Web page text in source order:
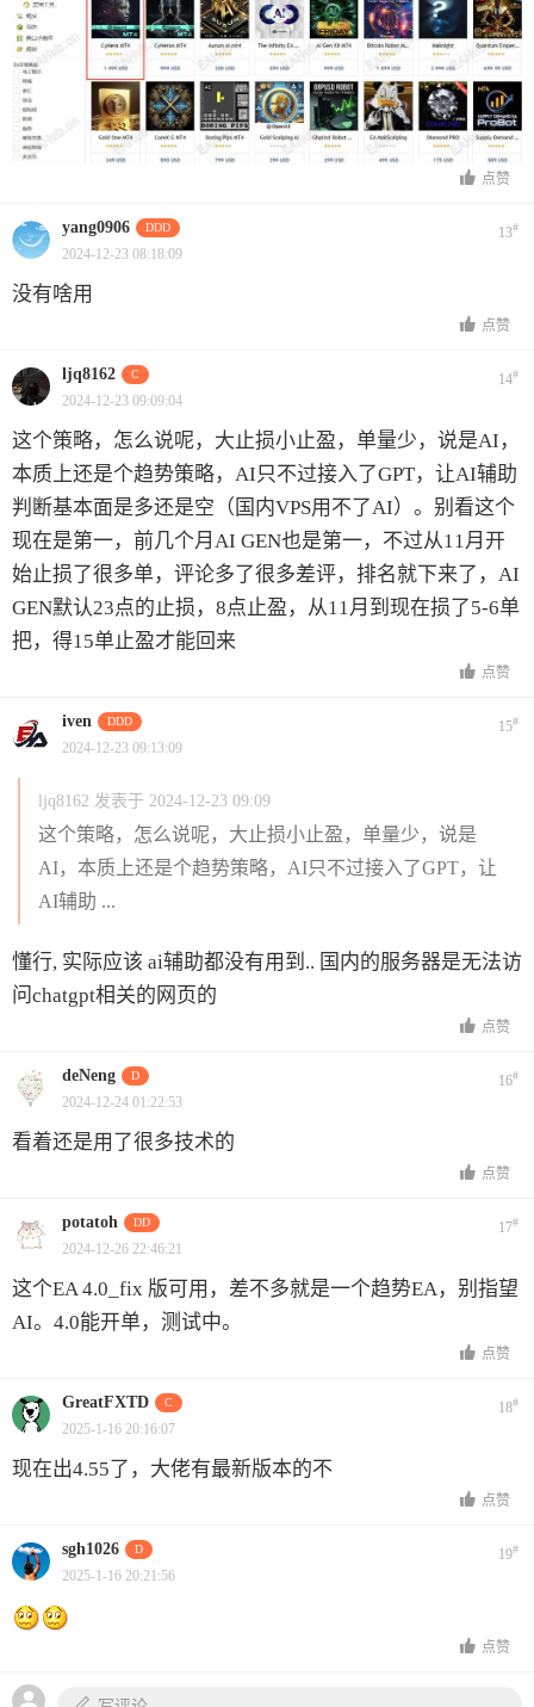
点赞
yang0906 DDD 13#
2024-12-23 08:18:09
没有啥用
点赞
ljq8162 C 14#
2024-12-23 09:09:04
这个策略，怎么说呢，大止损小止盈，单量少，说是AI，
本质上还是个趋势策略，AI只不过接入了GPT，让AI辅助
判断基本面是多还是空（国内VPS用不了AI）。别看这个
现在是第一，前几个月AI GEN也是第一，不过从11月开
始止损了很多单，评论多了很多差评，排名就下来了，AI
GEN默认23点的止损，8点止盈，从11月到现在损了5-6单
把，得15单止盈才能回来
点赞
iven DDD 15#
2024-12-23 09:13:09
ljq8162 发表于 2024-12-23 09:09
这个策略，怎么说呢，大止损小止盈，单量少，说是
AI，本质上还是个趋势策略，AI只不过接入了GPT，让
AI辅助 ...
懂行, 实际应该 ai辅助都没有用到.. 国内的服务器是无法访
问chatgpt相关的网页的
点赞
deNeng D 16#
2024-12-24 01:22:53
看着还是用了很多技术的
点赞
potatoh DD 17#
2024-12-26 22:46:21
这个EA 4.0_fix 版可用，差不多就是一个趋势EA，别指望
AI。4.0能开单，测试中。
点赞
GreatFXTD C 18#
2025-1-16 20:16:07
现在出4.55了，大佬有最新版本的不
点赞
sgh1026 D 19#
2025-1-16 20:21:56
点赞